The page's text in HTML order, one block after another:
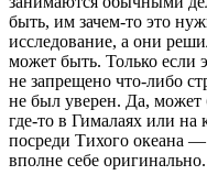
быть, им зачем-то это
исследование, а они
может быть. Только если
не запрещено что-либо
не был уверен. Да,
где-то в Гималаях или на
посреди Тихого океана
вполне себе оригинально.